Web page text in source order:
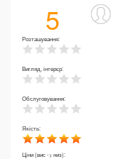
5
Розташування:
Вигляд, інтерєр:
Обслуговування:
Якість:
Ціни (вис -> низ):